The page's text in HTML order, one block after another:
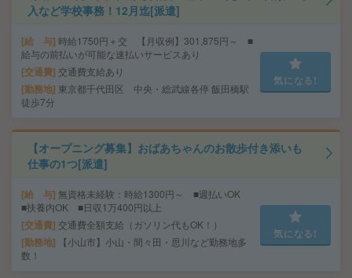
入など学校事務！12月迄[派遣]
給 与 時給1750円＋交 【月収例】301,875円～ ■
給与の前払いが可能な速払いサービスあり
交通費 交通費支給あり
勤務地 東京都千代田区 中央・総武線各停 飯田橋駅
徒歩7分
気になる!
【オープニング募集】おばあちゃんのお散歩付き添いも
仕事の1つ[派遣]
給 与 無資格未経験：時給1300円～ ■週払いOK
■扶養内OK ■日収1万400円以上
交通費 交通費全額支給（ガソリン代もOK！）
勤務地
【小山市】小山・間々田・思川など勤務地多
数！
気になる!